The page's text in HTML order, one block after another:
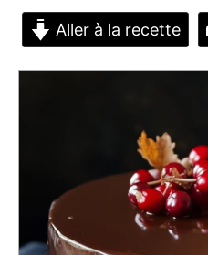
Aller à la recette